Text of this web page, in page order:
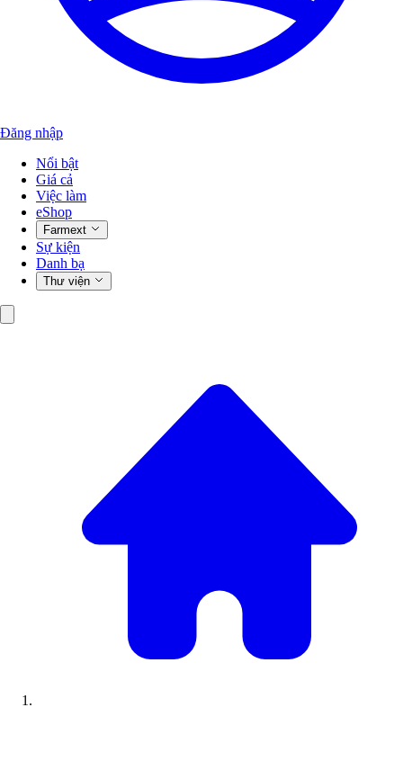
Đăng nhập
Nổi bật
Giá cả
Việc làm
eShop
Farmext
Sự kiện
Danh bạ
Thư viện